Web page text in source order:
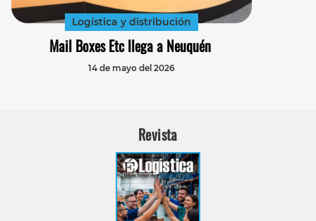
Logística y distribución
Mail Boxes Etc llega a Neuquén
14 de mayo del 2026
Revista